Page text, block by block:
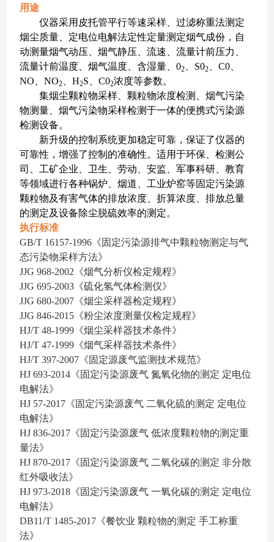
用途
仪器采用皮托管平行等速采样、过滤称重法测定
烟尘质量、定电位电解法定性定量测定烟气成份，自
动测量烟气动压、烟气静压、流速、流量计前压力、
流量计前温度、烟气温度、含湿量、02 、S02
、C0、
NO、NO2 、H2S、C02浓度等参数。
集烟尘颗粒物采样、颗粒物浓度检测、烟气污染
物测量、烟气污染物采样检测于一体的便携式污染源
检测设备。
新升级的控制系统更加稳定可靠，保证了仪器的
可靠性，增强了控制的准确性。适用于环保、检测公
司、工矿企业、卫生、劳动、安监、军事科研、教育
等领域进行各种锅炉、烟道、工业炉窑等固定污染源
颗粒物及有害气体的排放浓度、折算浓度、排放总量
的测定及设备除尘脱硫效率的测定。
执行标准
GB/T 16157-1996 《固定污染源排气中颗粒物测定与气
态污染物采样方法》
JJG 968-2002 《烟气分析仪检定规程》
JJG 695-2003 《硫化氢气体检测仪》
JJG 680-2007 《烟尘采样器检定规程》
JJG 846-2015 《粉尘浓度测量仪检定规程》
HJ/T 48-1999 《烟尘采样器技术条件》
HJ/T 47-1999 《烟气采样器技术条件》
HJ/T 397-2007 《固定源废气监测技术规范》
HJ 693-2014 《固定污染源废气 氮氧化物的测定 定电位
电解法》
HJ 57-2017 《固定污染源废气 二氧化硫的测定 定电位
电解法》
HJ 836-2017 《固定污染源废气 低浓度颗粒物的测定重
量法》
HJ 870-2017 《固定污染源废气 二氧化碳的测定 非分散
红外吸收法》
HJ 973-2018 《固定污染源废气 一氧化碳的测定 定电位
电解法》
DB11/T 1485-2017 《餐饮业 颗粒物的测定 手工称重
法》